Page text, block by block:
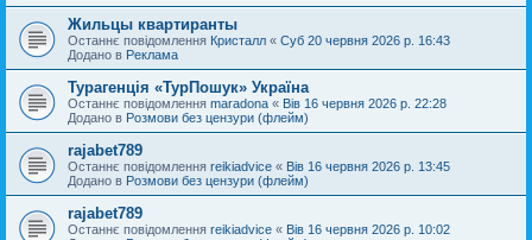
Жильцы квартиранты
Останнє повідомлення Кристалл « Суб 20 червня 2026 р. 16:43
Додано в Реклама
Турагенція «ТурПошук» Україна
Останнє повідомлення maradona « Вів 16 червня 2026 р. 22:28
Додано в Розмови без цензури (флейм)
rajabet789
Останнє повідомлення reikiadvice « Вів 16 червня 2026 р. 13:45
Додано в Розмови без цензури (флейм)
rajabet789
Останнє повідомлення reikiadvice « Вів 16 червня 2026 р. 10:02